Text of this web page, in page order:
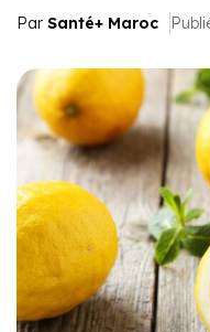
Par Santé+ Maroc